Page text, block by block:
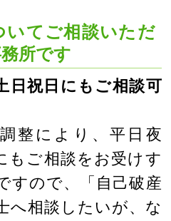
てご相談いただ
所です
祝日にもご相談可
整により、平日夜
もご相談をお受けす
すので、「自己破産
へ相談したいが、な